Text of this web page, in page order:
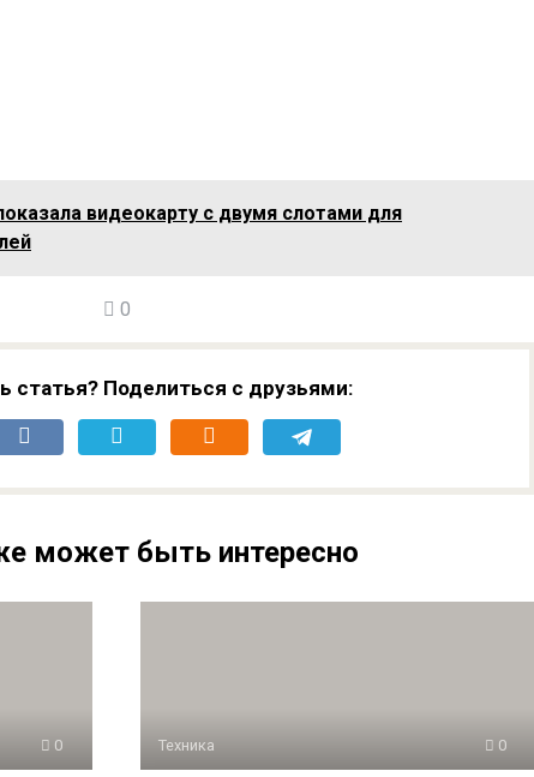
видеокарту с двумя слотами для
0
статья? Поделиться с друзьями:
может быть интересно
0 Техника 0